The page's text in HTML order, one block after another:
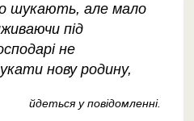
шукають, але мало
під
не
нову родину,
йдеться у повідомленні.